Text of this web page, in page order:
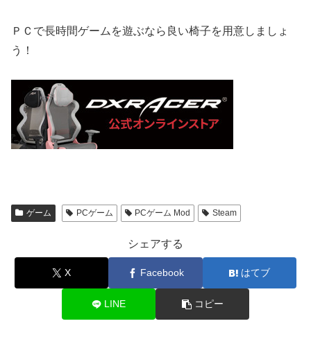
ＰＣで長時間ゲームを遊ぶなら良い椅子を用意しましょ
う！
ゲーム PCゲーム PCゲーム Mod Steam
シェアする
X Facebook はてブ
LINE コピー